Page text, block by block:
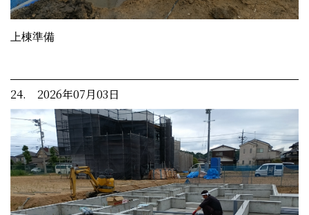
上棟準備
24. 2026年07月03日